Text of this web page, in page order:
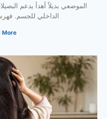
الموضعي بديلاً أهدأ يدعم
الداخلي للجسم.
»